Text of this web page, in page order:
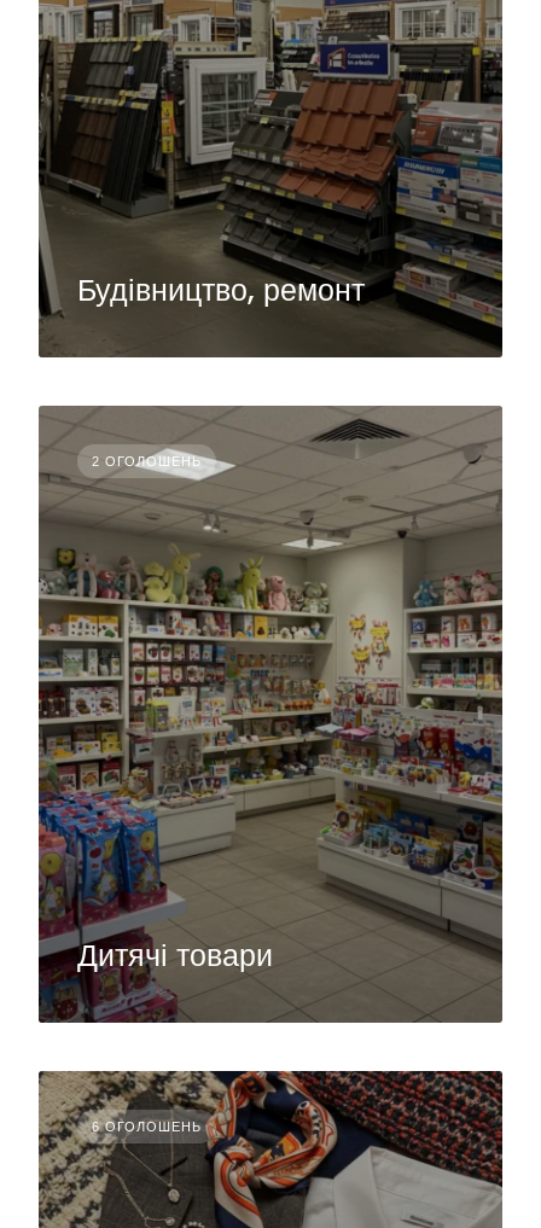
Будівництво, ремонт
2 ОГОЛОШЕНЬ
Дитячі товари
6 ОГОЛОШЕНЬ